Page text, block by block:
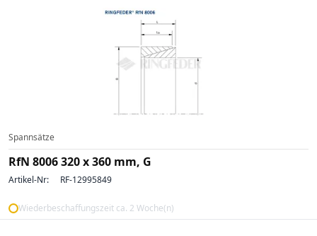
Spannsätze
RfN 8006 320 x 360 mm, G
Artikel-Nr: RF-12995849
Wiederbeschaffungszeit ca. 2 Woche(n)